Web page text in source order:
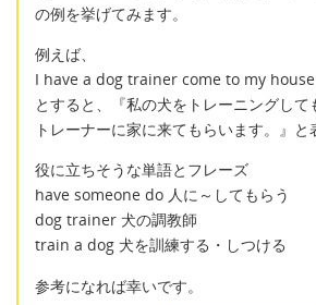
の例を挙げてみます。
例えば、
I have a dog trainer come to my
とすると、『私の犬をトレーニングし
トレーナーに家に来てもらいます。』と
役に立ちそうな単語とフレーズ
have someone do 人に～してもらう
dog trainer 犬の調教師
train a dog 犬を訓練する・しつける
参考になれば幸いです。